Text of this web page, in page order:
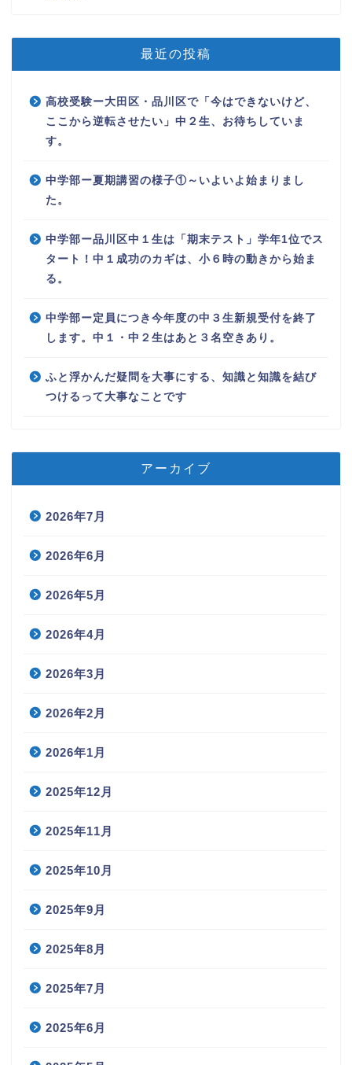
最近の投稿
高校受験ー大田区・品川区で「今はできないけど、
ここから逆転させたい」中２生、お待ちしていま
す。
中学部ー夏期講習の様子①～いよいよ始まりまし
た。
中学部ー品川区中１生は「期末テスト」学年1位でス
タート！中１成功のカギは、小６時の動きから始ま
る。
中学部ー定員につき今年度の中３生新規受付を終了
します。中１・中２生はあと３名空きあり。
ふと浮かんだ疑問を大事にする、知識と知識を結び
つけるって大事なことです
アーカイブ
2026年7月
2026年6月
2026年5月
2026年4月
2026年3月
2026年2月
2026年1月
2025年12月
2025年11月
2025年10月
2025年9月
2025年8月
2025年7月
2025年6月